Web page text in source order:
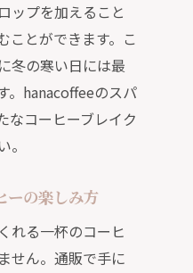
ップを加えること
ことができます。こ
冬の寒い日には最
。hanacoffeeのスパ
なコーヒーブレイク
ーの楽しみ方
れる一杯のコーヒ
せん。通販で手に